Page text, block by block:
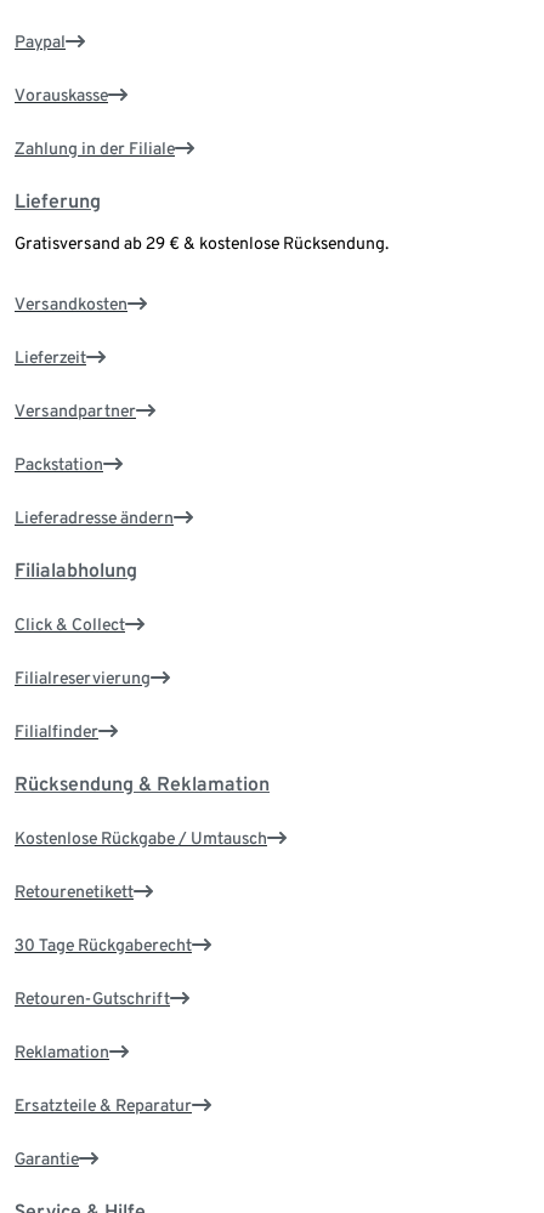
Paypal
Vorauskasse
Zahlung in der Filiale
Lieferung
Gratisversand ab 29 € & kostenlose Rücksendung.
Versandkosten
Lieferzeit
Versandpartner
Packstation
Lieferadresse ändern
Filialabholung
Click & Collect
Filialreservierung
Filialfinder
Rücksendung & Reklamation
Kostenlose Rückgabe / Umtausch
Retourenetikett
30 Tage Rückgaberecht
Retouren-Gutschrift
Reklamation
Ersatzteile & Reparatur
Garantie